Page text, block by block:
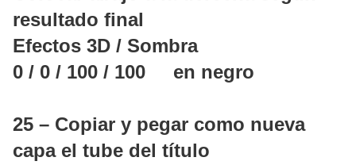
resultado final
Efectos 3D / Sombra
0 / 0 / 100 / 100 en negro
25 – Copiar y pegar como nueva
capa el tube del título